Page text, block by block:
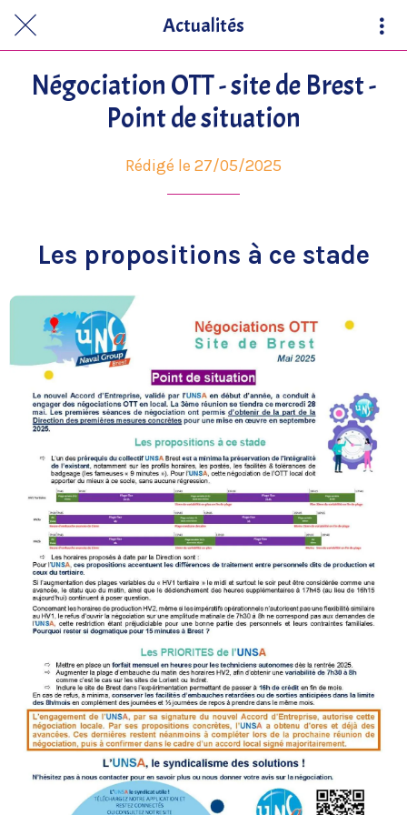
Actualités
Négociation OTT - site de Brest -
Point de situation
Rédigé le 27/05/2025
Les propositions à ce stade